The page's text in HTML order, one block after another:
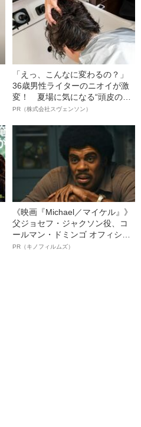
「えっ、こんなに変わるの？」
36歳男性ライターのニオイが激
変！ 夏場に気になる“頭皮のニ
オイ”や“ベタつき”を解消す
ト”が生み出した徹底ケアとは
PR（株式会社スヴェンソン）
《映画『Michael／マイケル』》
父ジョセフ・ジャクソン役、コ
ールマン・ドミンゴ オフィシャ
ルインタビュー“観客を魅了した
PR（キノフィルムズ）